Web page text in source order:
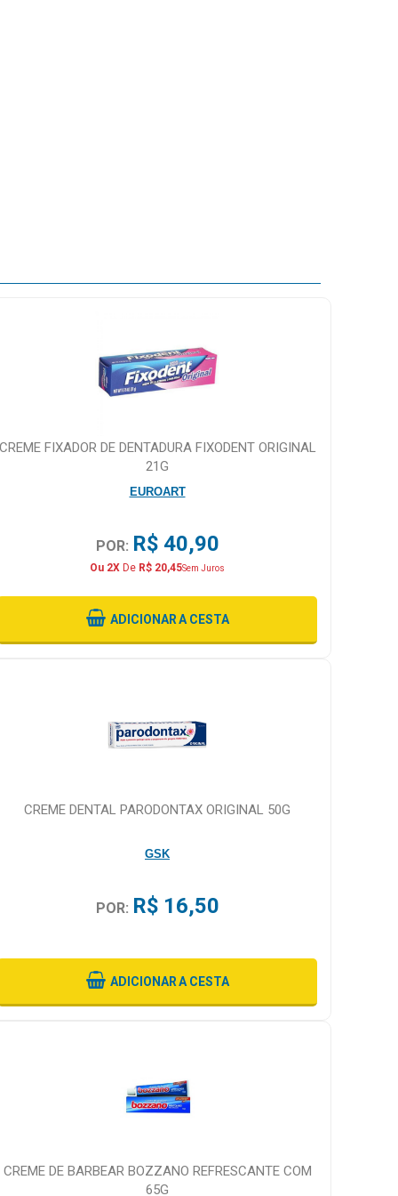
CREME FIXADOR DE DENTADURA FIXODENT ORIGINAL
21G
EUROART
POR: R$ 40,90
Ou 2X De R$ 20,45Sem Juros
ADICIONARA CESTA
CREME DENTAL PARODONTAX ORIGINAL 50G
GSK
POR: R$ 16,50
ADICIONARA CESTA
CREME DE BARBEAR BOZZANO REFRESCANTE COM
65G